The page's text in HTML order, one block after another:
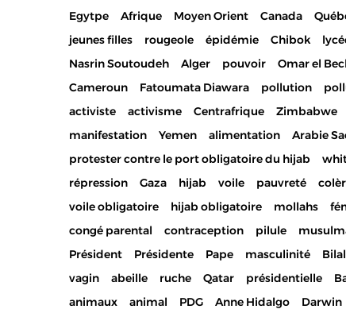
Egytpe
Afrique Moyen Orient Canada
jeunes filles
rougeole épidémie Chibok
Nasrin Soutoudeh
Alger pouvoir Omar el
Cameroun
Fatoumata Diawara pollution
activiste
activisme Centrafrique Zimbabwe
manifestation
Yemen alimentation Arabie
protester contre le port obligatoire du hijab
répression
Gaza hijab voile pauvreté
voile obligatoire
hijab obligatoire mollahs
congé parental
contraception pilule
Président
Présidente Pape masculinité
vagin
abeille ruche Qatar présidentielle
animaux
animal PDG Anne Hidalgo Darwin